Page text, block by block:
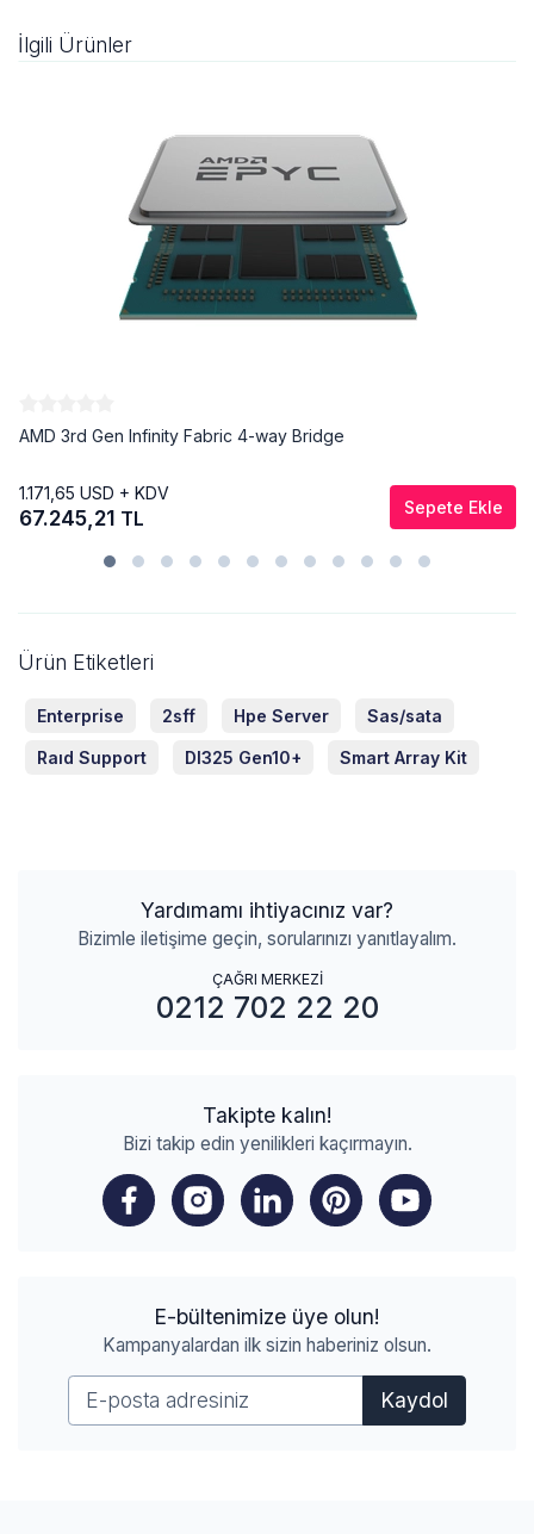
İlgili Ürünler
AMD 3rd Gen Infinity Fabric 4-way Bridge
1.171,65 USD + KDV
67.245,21 TL Sepete Ekle
Ürün Etiketleri
Enterprise 2sff Hpe Server Sas/sata
Raıd Support Dl325 Gen10+ Smart Array Kit
Yardımamı ihtiyacınız var?
Bizimle iletişime geçin, sorularınızı yanıtlayalım.
ÇAĞRI MERKEZİ
0212 702 22 20
Takipte kalın!
Bizi takip edin yenilikleri kaçırmayın.
E-bültenimize üye olun!
Kampanyalardan ilk sizin haberiniz olsun.
Kaydol